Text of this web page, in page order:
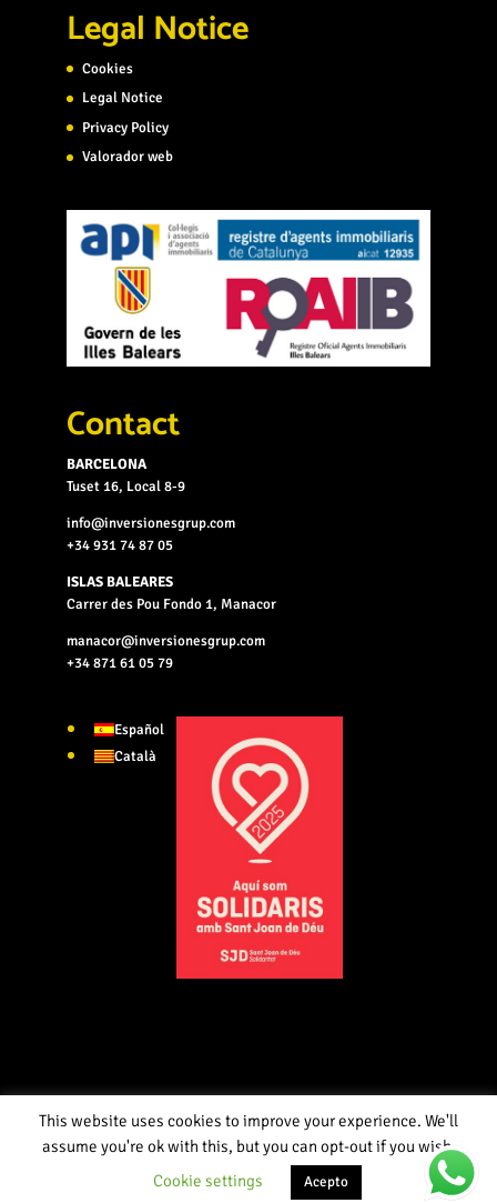
Legal Notice
Cookies
Legal Notice
Privacy Policy
Valorador web
Contact
BARCELONA
Tuset 16, Local 8-9
info@inversionesgrup.com
+34 931 74 87 05
ISLAS BALEARES
Carrer des Pou Fondo 1, Manacor
manacor@inversionesgrup.com
+34 871 61 05 79
Español
Català
InversionesBCN 2020 - Design and development:holamundo.digital
This website uses cookies to improve your experience. We'll
assume you're ok with this, but you can opt-out if you wish.
Cookie settings
Acepto